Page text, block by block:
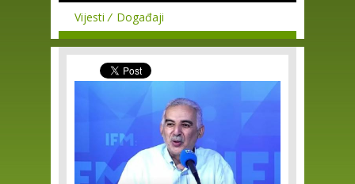
Vijesti Događaji